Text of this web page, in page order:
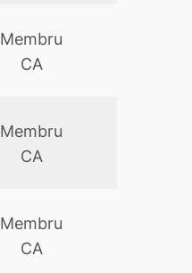
Membru
CA
Membru
CA
Membru
CA